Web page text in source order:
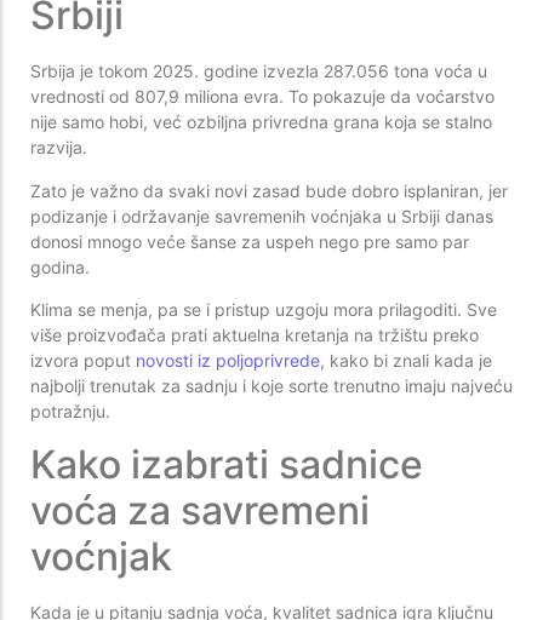
Srbiji
Srbija je tokom 2025. godine izvezla 287.056 tona voća u
vrednosti od 807,9 miliona evra. To pokazuje da voćarstvo
nije samo hobi, već ozbiljna privredna grana koja se stalno
razvija.
Zato je važno da svaki novi zasad bude dobro isplaniran, jer
podizanje i održavanje savremenih voćnjaka u Srbiji danas
donosi mnogo veće šanse za uspeh nego pre samo par
godina.
Klima se menja, pa se i pristup uzgoju mora prilagoditi. Sve
više proizvođača prati aktuelna kretanja na tržištu preko
izvora poput novosti iz poljoprivrede, kako bi znali kada je
najbolji trenutak za sadnju i koje sorte trenutno imaju najveću
potražnju.
Kako izabrati sadnice
voća za savremeni
voćnjak
Kada je u pitanju sadnja voća, kvalitet sadnica igra ključnu